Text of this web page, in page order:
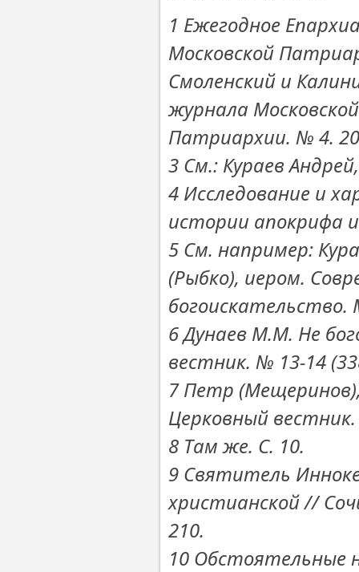
1 Ежегодное
Московской
Смоленский и
журнала
Патриархии. № 4.
3 См.: Кураев
4 Исследование и
истории апокрифа
5 См. например:
(Рыбко), иером.
богоискательство.
6 Дунаев М.М. Не
вестник. № 13-14
7 Петр
Церковный
8 Там же. С. 10.
9 Святитель
христианской //
210.
10 Обстоятельные